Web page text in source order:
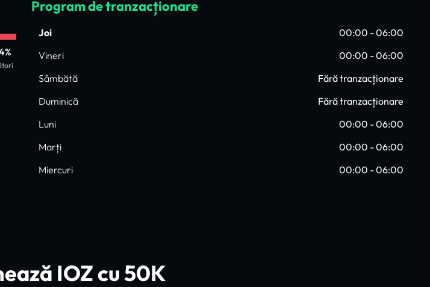
Program de tranzacționare
Joi
00:00 - 06:00
Vineri
00:00 - 06:00
Sâmbătă
Fără tranzacționare
Duminică
Fără tranzacționare
Luni
00:00 - 06:00
Marți
00:00 - 06:00
Miercuri
00:00 - 06:00
IOZ cu 50K